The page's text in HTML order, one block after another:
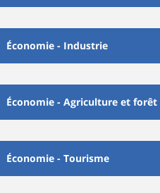
Économie - Industrie
Économie - Agriculture et forêt
Économie - Tourisme